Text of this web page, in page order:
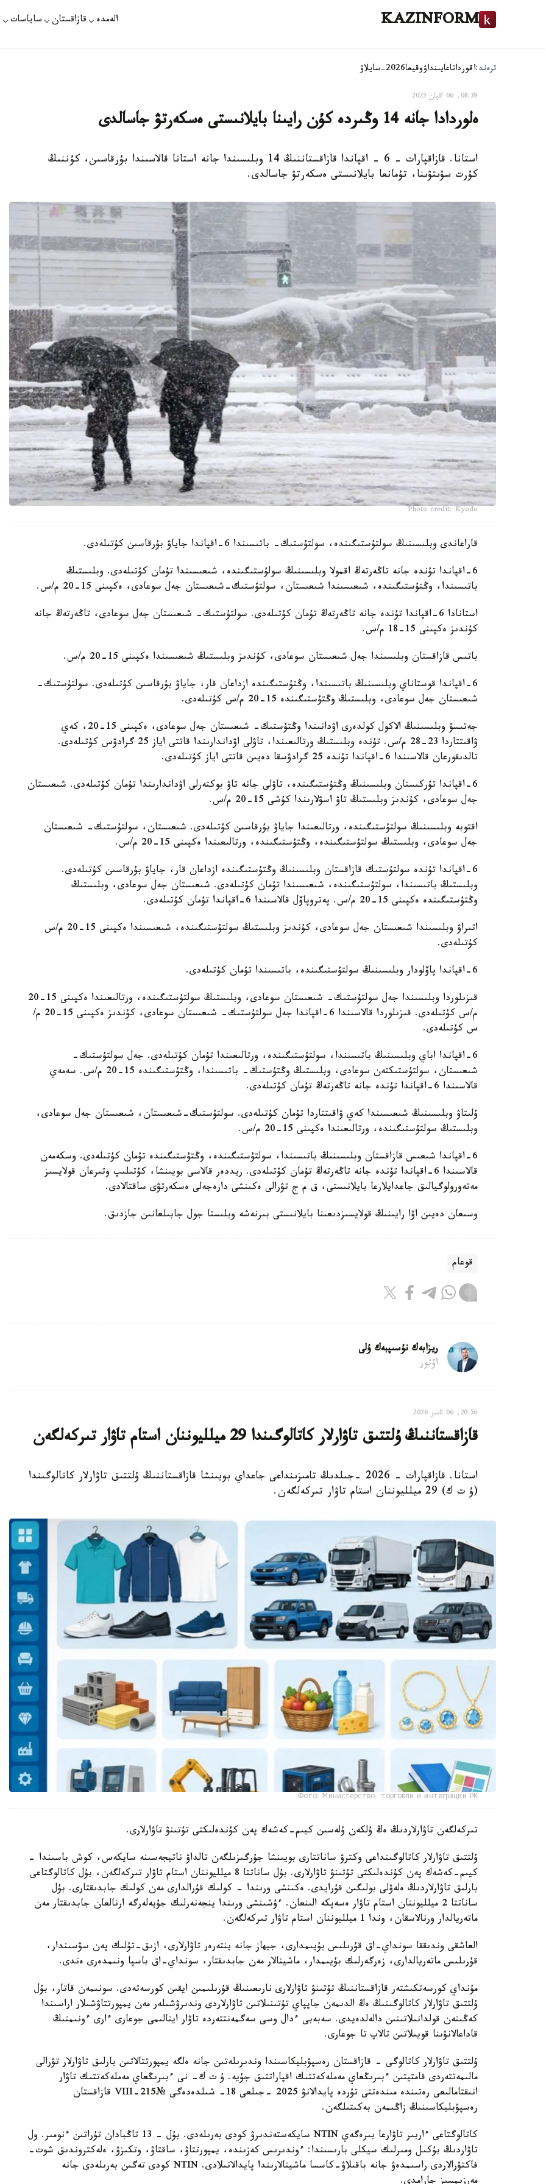
KAZINFORM الەمدە قازاقستان ساياسات
ترەند:اقورداتاعايىنداۋوقيعا2026-سايلاۋ
08:39, 06 اقپان 2025
ەلوردادا جانە 14 وڭىردە كۇن رايىنا بايلانىستى ەسكەرتۋ جاسالدى
استانا. قازاقپارات - 6 - اقپاندا قازاقستاننىڭ 14 وبلىسىندا جانە استانا قالاسىندا بۇرقاسىن، كۇننىڭ
كۇرت سۋىتۋىنا، تۇمانعا بايلانىستى ەسكەرتۋ جاسالدى.
Photo credit: Kyodo
قاراعاندى وبلىسىنىڭ سولتۇستىگىندە، سولتۇستىك- باتىسىندا 6-اقپاندا جاياۋ بۇرقاسىن كۇتىلەدى.
6-اقپاندا تۇندە جانە تاڭەرتەڭ اقمولا وبلىسىنىڭ سولۇستىگىندە، شىعىسىندا تۇمان كۇتىلەدى. وبلىستىڭ
باتىسىندا، وڭتۇستىگىندە، شىعىسىندا شىعىستان، سولتۇستىك-شىعىستان جەل سوعادى، ەكپىنى 15-20 م/س.
استانادا 6-اقپاندا تۇندە جانە تاڭەرتەڭ تۇمان كۇتىلەدى. سولتۇستىك- شىعىستان جەل سوعادى، تاڭەرتەڭ جانە
كۇندىز ەكپىنى 15-18 م/س.
باتىس قازاقستان وبلىسىندا جەل شىعىستان سوعادى، كۇندىز وبلىستىڭ شىعىسىندا ەكپىنى 15-20 م/س.
6-اقپاندا قوستاناي وبلىسىنىڭ باتىسىندا، وڭتۇستىگىندە ازداعان قار، جاياۋ بۇرقاسىن كۇتىلەدى. سولتۇستىك-
شىعىستان جەل سوعادى، وبلىستىڭ وڭتۇستىگىندە 15-20 م/س كۇتىلەدى.
جەتىسۋ وبلىسىنىڭ الاكول كولدەرى اۋدانىندا وڭتۇستىك- شىعىستان جەل سوعادى، ەكپىنى 15-20، كەي
ۋاقىتتاردا 23-28 م/س. تۇندە وبلىستىڭ ورتالىعىندا، تاۋلى اۋداندارىندا قاتتى اياز 25 گرادۋس كۇتىلەدى.
تالدىقورعان قالاسىندا 6-اقپاندا تۇندە 25 گرادۋسقا دەيىن قاتتى اياز كۇتىلەدى.
6-اقپاندا تۇركىستان وبلىسىنىڭ وڭتۇستىگىندە، تاۋلى جانە تاۋ بوكتەرلى اۋداندارىندا تۇمان كۇتىلەدى. شىعىستان
جەل سوعادى، كۇندىز وبلىستىڭ تاۋ اسۋلارىندا كۇشى 15-20 م/س.
اقتوبە وبلىسىنىڭ سولتۇستىگىندە، ورتالىعىندا جاياۋ بۇرقاسىن كۇتىلەدى. شىعىستان، سولتۇستىك- شىعىستان
جەل سوعادى، وبلىستىڭ سولتۇستىگىندە، وڭتۇستىگىندە، ورتالىعىندا ەكپىنى 15-20 م/س.
6-اقپاندا تۇندە سولتۇستىك قازاقستان وبلىسىنىڭ وڭتۇستىگىندە ازداعان قار، جاياۋ بۇرقاسىن كۇتىلەدى.
وبلىستىڭ باتىسىندا، سولتۇستىگىندە، شىعىسىندا تۇمان كۇتىلەدى. شىعىستان جەل سوعادى، وبلىستىڭ
وڭتۇستىگىندە ەكپىنى 15-20 م/س. پەتروپاۆل قالاسىندا 6-اقپاندا تۇمان كۇتىلەدى.
اتىراۋ وبلىسىندا شىعىستان جەل سوعادى، كۇندىز وبلىستىڭ سولتۇستىگىندە، شىعىسىندا ەكپىنى 15-20 م/س
كۇتىلەدى.
6-اقپاندا پاۆلودار وبلىسىنىڭ سولتۇستىگىندە، باتىسىندا تۇمان كۇتىلەدى.
قىزىلوردا وبلىسىندا جەل سولتۇستىك- شىعىستان سوعادى، وبلىستىڭ سولتۇستىگىندە، ورتالىعىندا ەكپىنى 15-20
م/س كۇتىلەدى. قىزىلوردا قالاسىندا 6-اقپاندا جەل سولتۇستىك- شىعىستان سوعادى، كۇندىز ەكپىنى 15-20 م/
س كۇتىلەدى.
6-اقپاندا اباي وبلىسىنىڭ باتىسىندا، سولتۇستىگىندە، ورتالىعىندا تۇمان كۇتىلەدى. جەل سولتۇستىك-
شىعىستان، سولتۇستىكتەن سوعادى، وبلىستىڭ وڭتۇستىك- باتىسىندا، وڭتۇستىگىندە 15-20 م/س. سەمەي
قالاسىندا 6-اقپاندا تۇندە جانە تاڭەرتەڭ تۇمان كۇتىلەدى.
ۇلىتاۋ وبلىسىنىڭ شىعىسىندا كەي ۋاقىتتاردا تۇمان كۇتىلەدى. سولتۇستىك-شىعىستان، شىعىستان جەل سوعادى،
وبلىستىڭ سولتۇستىگىندە، ورتالىعىندا ەكپىنى 15-20 م/س.
6-اقپاندا شىعىس قازاقستان وبلىسىنىڭ باتىسىندا، سولتۇستىگىندە، وڭتۇستىگىندە تۇمان كۇتىلەدى. وسكەمەن
قالاسىندا 6-اقپاندا تۇندە جانە تاڭەرتەڭ تۇمان كۇتىلەدى. ريددەر قالاسى بويىنشا، كۇتىلىپ وتىرعان قولايسىز
مەتەورولوگيالىق جاعدايلارعا بايلانىستى، ق م ج تۋرالى ەكىنشى دارەجەلى ەسكەرتۋى ساقتالادى.
وسىعان دەيىن اۋا رايىنىڭ قولايسىزدىعىنا بايلانىستى بىرنەشە وبلىستا جول جابىلعانىن جازدىق.
قوعام
ريزابەك نۇسىپبەك ۇلى
اۆتور
20:56, 06 تامىز 2026
قازاقستاننىڭ ۇلتتىق تاۋارلار كاتالوگىندا 29 ميلليوننان استام تاۋار تىركەلگەن
استانا. قازاقپارات - 2026 -جىلدىڭ تامىزىنداعى جاعداي بويىنشا قازاقستاننىڭ ۇلتتىق تاۋارلار كاتالوگىندا
(ۇ ت ك) 29 ميلليوننان استام تاۋار تىركەلگەن.
Фото: Министерство торговли и интеграции РК
تىركەلگەن تاۋارلاردىڭ ەڭ ۇلكەن ۇلەسىن كيىم-كەشەك پەن كۇندەلىكتى تۇتىنۋ تاۋارلارى.
ۇلتتىق تاۋارلار كاتالوگىنداعى وكترۋ ساناتتارى بويىنشا جۇرگىزىلگەن تالداۋ ناتيجەسىنە سايكەس، كوش باسىندا -
كيىم-كەشەك پەن كۇندەلىكتى تۇتىنۋ تاۋارلارى. بۇل ساناتتا 8 ميلليوننان استام تاۋار تىركەلگەن، بۇل كاتالوگتاعى
بارلىق تاۋارلاردىڭ ەلەۋلى بولىگىن قۇرايدى. ەكىنشى ورىندا - كولىك قۇرالدارى مەن كولىك جابدىقتارى. بۇل
ساناتتا 2 ميلليوننان استام تاۋار ەسەپكە الىنعان. ءۇشىنشى ورىندا ينجەنەرلىك جۇيەلەرگە ارنالعان جابدىقتار مەن
ماتەريالدار ورنالاسقان، وندا 1 ميلليوننان استام تاۋار تىركەلگەن.
العاشقى وندىققا سونداي-اق قۇرىلىس بۇيىمدارى، جيھاز جانە ينتەرەر تاۋارلارى، ازىق-تۇلىك پەن سۋسىندار،
قۇرىلىس ماتەريالدارى، زەرگەرلىك بۇيىمدار، ماشينالار مەن جابدىقتار، سونداي-اق باسپا ونىمدەرى ەندى.
مۇنداي كورسەتكىشتەر قازاقستاننىڭ تۇتىنۋ تاۋارلارى نارىعىنىڭ قۇرىلىمىن ايقىن كورسەتەدى. سونىمەن قاتار، بۇل
ۇلتتىق تاۋارلار كاتالوگىنىڭ ەڭ الدىمەن جاپپاي تۇتىنىلاتىن تاۋارلاردى وندىرۋشىلەر مەن يمپورتتاۋشىلار اراسىندا
كەڭىنەن قولدانىلاتىنىن دالەلدەيدى. سەبەبى ءدال وسى سەگمەنتتەردە تاۋار اينالىمى جوعارى ءارى ءونىمنىڭ
قاداعالانۋىنا قويىلاتىن تالاپ تا جوعارى.
ۇلتتىق تاۋارلار كاتالوگى - قازاقستان رەسپۋبليكاسىندا وندىرىلەتىن جانە ەلگە يمپورتتالاتىن بارلىق تاۋارلار تۋرالى
مالىمەتتەردى قامتيتىن ءبىرىڭعاي مەملەكەتتىك اقپاراتتىق جۇيە. ۇ ت ك- نى ءبىرىڭعاي مەملەكەتتىك تاۋار
انىقتامالىعى رەتىندە مىندەتتى تۇردە پايدالانۋ 2025 -جىلعى 18- شىلدەدەگى №215-VIII قازاقستان
رەسپۋبليكاسىنىڭ زاڭىمەن بەكىتىلگەن.
كاتالوگتاعى ءاربىر تاۋارعا بىرەگەي NTIN سايكەستەندىرۋ كودى بەرىلەدى. بۇل - 13 تاڭبادان تۇراتىن ءنومىر. ول
تاۋاردىڭ بۇكىل ومىرلىك سيكلى بارىسىندا: ءوندىرىس كەزىندە، يمپورتتاۋ، ساقتاۋ، وتكىزۋ، ەلەكتروندىق شوت-
فاكتۋرالاردى راسىمدەۋ جانە باقىلاۋ-كاسسا ماشينالارىندا پايدالانىلادى. NTIN كودى تەگىن بەرىلەدى جانە